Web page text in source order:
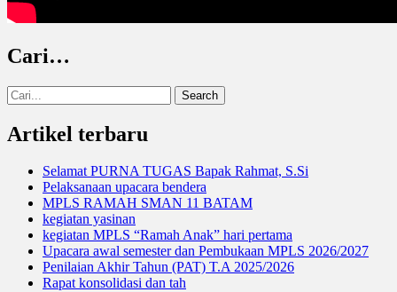
Cari…
Search
for:
Artikel terbaru
Selamat PURNA TUGAS Bapak Rahmat, S.Si
Pelaksanaan upacara bendera
MPLS RAMAH SMAN 11 BATAM
kegiatan yasinan
kegiatan MPLS “Ramah Anak” hari pertama
Upacara awal semester dan Pembukaan MPLS 2026/2027
Penilaian Akhir Tahun (PAT) T.A 2025/2026
Rapat konsolidasi dan tah